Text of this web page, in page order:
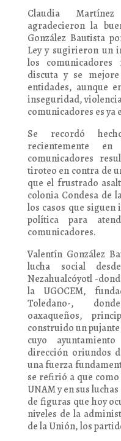
Claudia
agradecieron la
González Bautista
Ley y sugirieron un
los comunicadores
discuta y se
entidades, aunque
inseguridad,
comunicadores es ya
Se recordó
recientemente
comunicadores
tiroteo en contra de
que el frustrado
colonia Condesa de
los casos que
política para
comunicadores.
Valentín González
lucha social
Nezahualcóyotl -
la UGOCEM,
Toledano-,
oaxaqueños,
construido un
cuyo
dirección oriundos
una fuerza
se refirió a que
UNAM y en sus
de figuras que hoy
niveles de la
de la Unión, los